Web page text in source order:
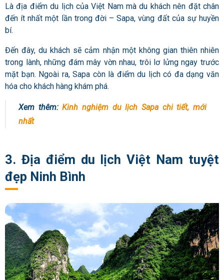
Là địa điểm du lịch của Việt Nam mà du khách nên đặt chân
đến ít nhất một lần trong đời – Sapa, vùng đất của sự huyền
bí.
Đến đây, du khách sẽ cảm nhận một không gian thiên nhiên
trong lành, những đám mây vờn nhau, trôi lơ lửng ngay trước
mặt bạn. Ngoài ra, Sapa còn là điểm du lịch có đa dạng văn
hóa cho khách hàng khám phá.
Xem thêm:Kinh nghiệm du lịch Sapa chi tiết, mới
nhất
3. Địa điểm du lịch Việt Nam tuyệt
đẹp Ninh Bình